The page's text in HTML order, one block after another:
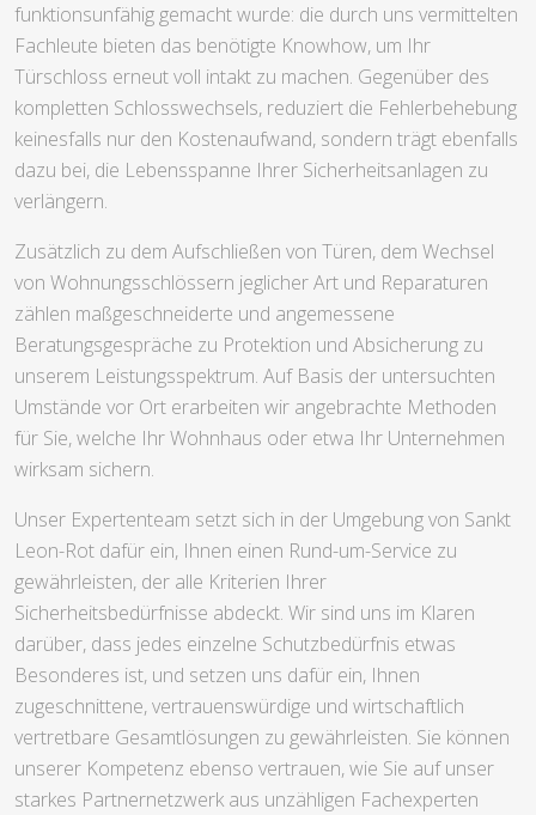
funktionsunfähig gemacht wurde: die durch uns vermittelten
Fachleute bieten das benötigte Knowhow, um Ihr
Türschloss erneut voll intakt zu machen. Gegenüber des
kompletten Schlosswechsels, reduziert die Fehlerbehebung
keinesfalls nur den Kostenaufwand, sondern trägt ebenfalls
dazu bei, die Lebensspanne Ihrer Sicherheitsanlagen zu
verlängern.
Zusätzlich zu dem Aufschließen von Türen, dem Wechsel
von Wohnungsschlössern jeglicher Art und Reparaturen
zählen maßgeschneiderte und angemessene
Beratungsgespräche zu Protektion und Absicherung zu
unserem Leistungsspektrum. Auf Basis der untersuchten
Umstände vor Ort erarbeiten wir angebrachte Methoden
für Sie, welche Ihr Wohnhaus oder etwa Ihr Unternehmen
wirksam sichern.
Unser Expertenteam setzt sich in der Umgebung von Sankt
Leon-Rot dafür ein, Ihnen einen Rund-um-Service zu
gewährleisten, der alle Kriterien Ihrer
Sicherheitsbedürfnisse abdeckt. Wir sind uns im Klaren
darüber, dass jedes einzelne Schutzbedürfnis etwas
Besonderes ist, und setzen uns dafür ein, Ihnen
zugeschnittene, vertrauenswürdige und wirtschaftlich
vertretbare Gesamtlösungen zu gewährleisten. Sie können
unserer Kompetenz ebenso vertrauen, wie Sie auf unser
starkes Partnernetzwerk aus unzähligen Fachexperten